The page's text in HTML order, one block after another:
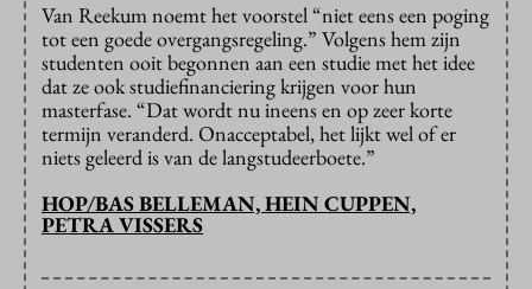
Van Reekum noemt het voorstel “niet eens een poging
tot een goede overgangsregeling.” Volgens hem zijn
studenten ooit begonnen aan een studie met het idee
dat ze ook studiefinanciering krijgen voor hun
masterfase. “Dat wordt nu ineens en op zeer korte
termijn veranderd. Onacceptabel, het lijkt wel of er
niets geleerd is van de langstudeerboete.”
HOP/BAS BELLEMAN, HEIN CUPPEN,
PETRA VISSERS